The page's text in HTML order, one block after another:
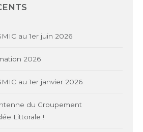
au 1er juin 2026
2026
au 1er janvier 2026
du Groupement
Littorale !